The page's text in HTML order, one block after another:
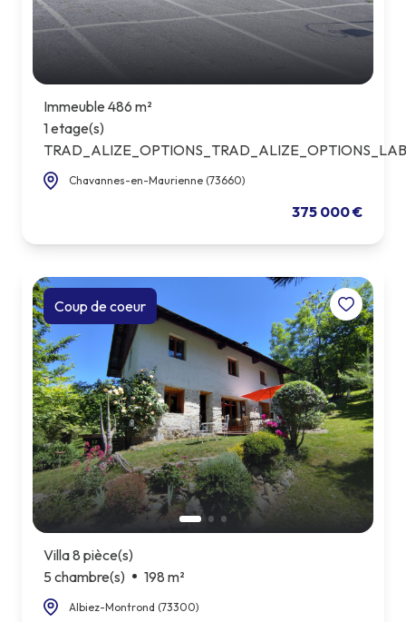
Immeuble 486 m²
1 etage(s)
Chavannes-en-Maurienne (73660)
375 000 €
Coup de coeur
Villa 8 pièce(s)
5 chambre(s)
198 m²
Albiez-Montrond (73300)